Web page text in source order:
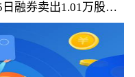
融券卖出1.01万股，